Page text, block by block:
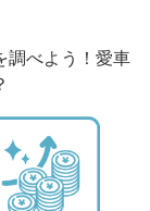
調べよう！愛車